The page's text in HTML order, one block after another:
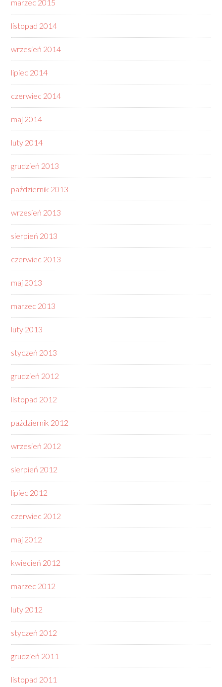
marzec 2015
listopad 2014
wrzesień 2014
lipiec 2014
czerwiec 2014
maj 2014
luty 2014
grudzień 2013
październik 2013
wrzesień 2013
sierpień 2013
czerwiec 2013
maj 2013
marzec 2013
luty 2013
styczeń 2013
grudzień 2012
listopad 2012
październik 2012
wrzesień 2012
sierpień 2012
lipiec 2012
czerwiec 2012
maj 2012
kwiecień 2012
marzec 2012
luty 2012
styczeń 2012
grudzień 2011
listopad 2011